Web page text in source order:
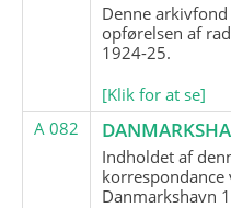
Denne
opførelsen af
1924-25.
[Klik for at se]
A 082
Indholdet af
Danmarkshavn